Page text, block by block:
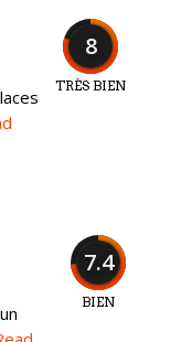
8
TRÈS BIEN
7.4
BIEN